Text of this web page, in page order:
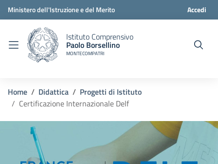
Ministero dell'Istruzione e del Merito Accedi
Istituto Comprensivo
Paolo Borsellino
MONTECOMPATRI
Home Didattica
Progetti di Istituto
Certificazione Internazionale Delf